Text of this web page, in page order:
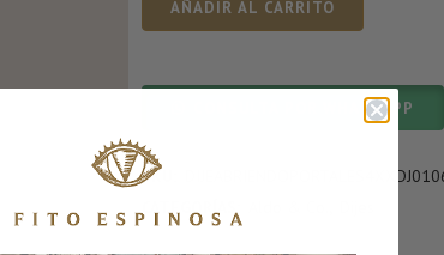
AÑADIR AL CARRITO
CONSULTA POR WHATSAPP
SKU:
CATEGORÍAS: